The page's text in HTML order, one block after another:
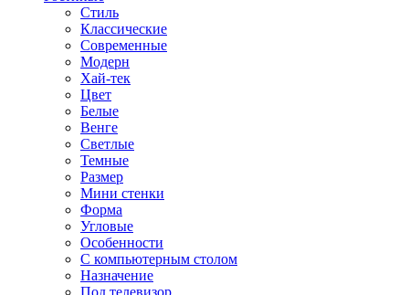
Стиль
Классические
Современные
Модерн
Хай-тек
Цвет
Белые
Венге
Светлые
Темные
Размер
Мини стенки
Форма
Угловые
Особенности
С компьютерным столом
Назначение
Под телевизор